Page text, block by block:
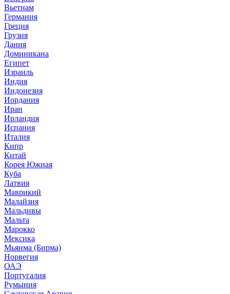
Вьетнам
Германия
Греция
Грузия
Дания
Доминикана
Египет
Израиль
Индия
Индонезия
Иордания
Иран
Ирландия
Испания
Италия
Кипр
Китай
Корея Южная
Куба
Латвия
Маврикий
Малайзия
Мальдивы
Мальта
Марокко
Мексика
Мьянма (Бирма)
Норвегия
ОАЭ
Португалия
Румыния